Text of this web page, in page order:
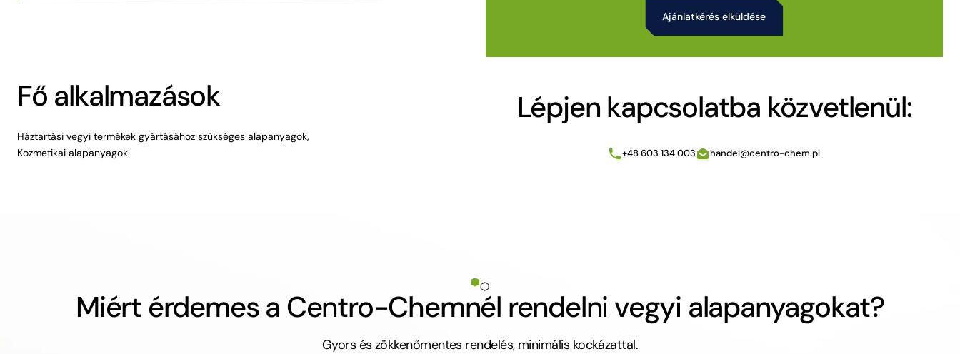
Fő alkalmazások
Háztartási vegyi termékek gyártásához szükséges alapanyagok,
Kozmetikai alapanyagok
Lépjen kapcsolatba közvetlenül:
+48 603 134 003 handel@centro-chem.pl
Miért érdemes a Centro-Chemnél rendelni vegyi alapanyagokat?
Gyors és zökkenőmentes rendelés, minimális kockázattal.